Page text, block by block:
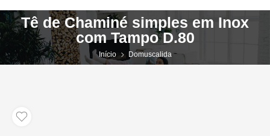
Tê de Chaminé simples em Inox
com Tampo D.80
Início Domuscalida